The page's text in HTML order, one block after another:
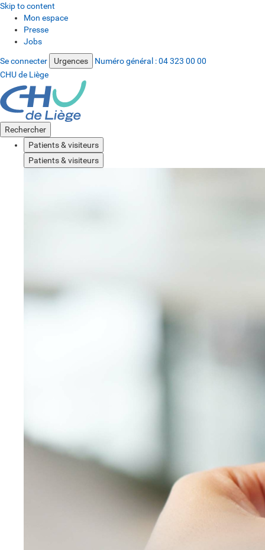
Skip to content
Mon espace
Presse
Jobs
Se connecter Urgences Numéro général :04 323 00 00
CHU de Liège
Rechercher
Patients & visiteurs
Patients & visiteurs